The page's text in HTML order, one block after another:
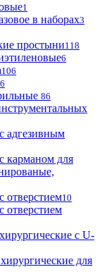
1
в наборах3
простыни118
6
106
6
86
адгезивным
карманом для
отверстием10
отверстием
с U-
для